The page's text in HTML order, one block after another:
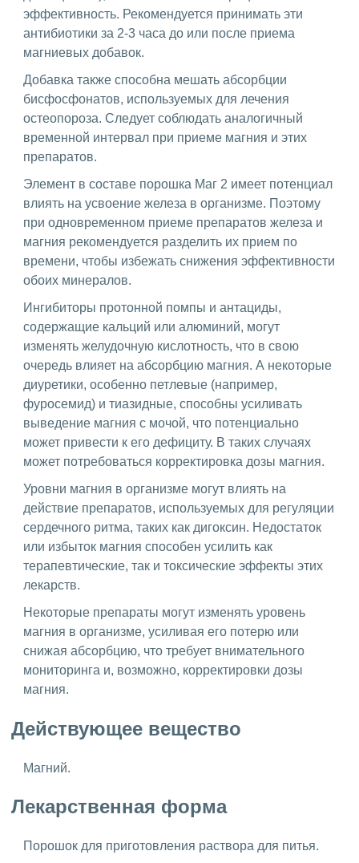
эффективность. Рекомендуется принимать эти
антибиотики за 2-3 часа до или после приема
магниевых добавок.
Добавка также способна мешать абсорбции
бисфосфонатов, используемых для лечения
остеопороза. Следует соблюдать аналогичный
временной интервал при приеме магния и этих
препаратов.
Элемент в составе порошка Маг 2 имеет потенциал
влиять на усвоение железа в организме. Поэтому
при одновременном приеме препаратов железа и
магния рекомендуется разделить их прием по
времени, чтобы избежать снижения эффективности
обоих минералов.
Ингибиторы протонной помпы и антациды,
содержащие кальций или алюминий, могут
изменять желудочную кислотность, что в свою
очередь влияет на абсорбцию магния. А некоторые
диуретики, особенно петлевые (например,
фуросемид) и тиазидные, способны усиливать
выведение магния с мочой, что потенциально
может привести к его дефициту. В таких случаях
может потребоваться корректировка дозы магния.
Уровни магния в организме могут влиять на
действие препаратов, используемых для регуляции
сердечного ритма, таких как дигоксин. Недостаток
или избыток магния способен усилить как
терапевтические, так и токсические эффекты этих
лекарств.
Некоторые препараты могут изменять уровень
магния в организме, усиливая его потерю или
снижая абсорбцию, что требует внимательного
мониторинга и, возможно, корректировки дозы
магния.
Действующее вещество
Магний.
Лекарственная форма
Порошок для приготовления раствора для питья.